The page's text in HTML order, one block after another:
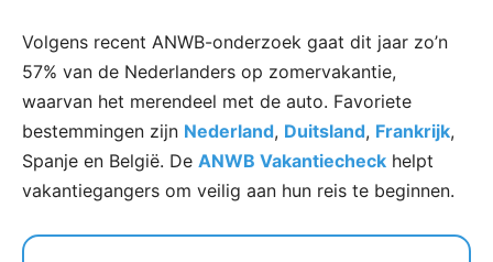
Volgens recent ANWB-onderzoek gaat dit jaar zo’n
57% van de Nederlanders op zomervakantie,
waarvan het merendeel met de auto. Favoriete
bestemmingen zijn Nederland, Duitsland, Frankrijk,
Spanje en België. De ANWB Vakantiecheck helpt
vakantiegangers om veilig aan hun reis te beginnen.